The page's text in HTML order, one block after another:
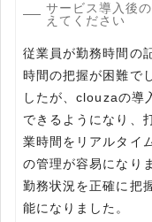
サービス導入後
えてください
従業員が勤務時間の
時間の把握が困難で
したが、clouzaの導
できるようになり、
業時間をリアルタイ
の管理が容易になり
勤務状況を正確に把
能になりました。